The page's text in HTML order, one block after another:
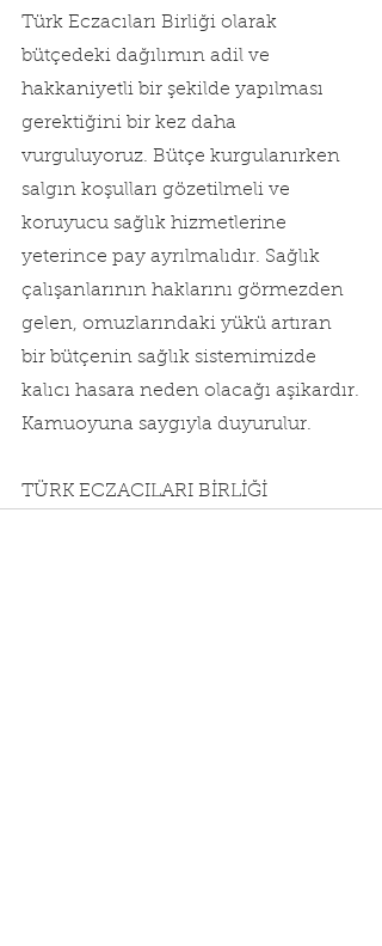
Türk Eczacıları Birliği olarak
bütçedeki dağılımın adil ve
hakkaniyetli bir şekilde yapılması
gerektiğini bir kez daha
vurguluyoruz. Bütçe kurgulanırken
salgın koşulları gözetilmeli ve
koruyucu sağlık hizmetlerine
yeterince pay ayrılmalıdır. Sağlık
çalışanlarının haklarını görmezden
gelen, omuzlarındaki yükü artıran
bir bütçenin sağlık sistemimizde
kalıcı hasara neden olacağı aşikardır.
Kamuoyuna saygıyla duyurulur.
TÜRK ECZACILARI BİRLİĞİ